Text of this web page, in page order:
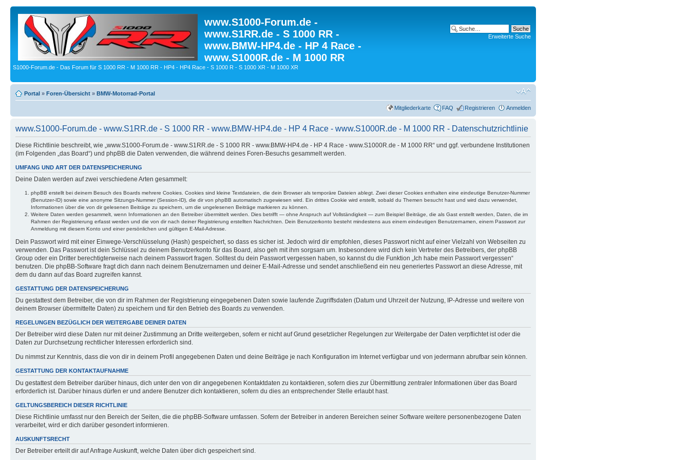
www.S1000-Forum.de -
www.S1RR.de - S 1000 RR -
www.BMW-HP4.de - HP 4 Race -
www.S1000R.de - M 1000 RR
S1000-Forum.de - Das Forum für S 1000 RR - M 1000 RR - HP4 - HP4 Race - S 1000 R - S 1000 XR - M 1000 XR
Erweiterte Suche
Portal » Foren-Übersicht » BMW-Motorrad-Portal
Mitgliederkarte FAQ Registrieren Anmelden
www.S1000-Forum.de - www.S1RR.de - S 1000 RR - www.BMW-HP4.de - HP 4 Race - www.S1000R.de - M 1000 RR - Datenschutzrichtlinie
Diese Richtlinie beschreibt, wie „www.S1000-Forum.de - www.S1RR.de - S 1000 RR - www.BMW-HP4.de - HP 4 Race - www.S1000R.de - M 1000 RR“ und ggf. verbundene Institutionen
(im Folgenden „das Board“) und phpBB die Daten verwenden, die während deines Foren-Besuchs gesammelt werden.
UMFANG UND ART DER DATENSPEICHERUNG
Deine Daten werden auf zwei verschiedene Arten gesammelt:
phpBB erstellt bei deinem Besuch des Boards mehrere Cookies. Cookies sind kleine Textdateien, die dein Browser als temporäre Dateien ablegt. Zwei dieser Cookies enthalten eine eindeutige Benutzer-Nummer
(Benutzer-ID) sowie eine anonyme Sitzungs-Nummer (Session-ID), die dir von phpBB automatisch zugewiesen wird. Ein drittes Cookie wird erstellt, sobald du Themen besucht hast und wird dazu verwendet,
Informationen über die von dir gelesenen Beiträge zu speichern, um die ungelesenen Beiträge markieren zu können.
Weitere Daten werden gesammelt, wenn Informationen an den Betreiber übermittelt werden. Dies betrifft — ohne Anspruch auf Vollständigkeit — zum Beispiel Beiträge, die als Gast erstellt werden, Daten, die im
Rahmen der Registrierung erfasst werden und die von dir nach deiner Registrierung erstellten Nachrichten. Dein Benutzerkonto besteht mindestens aus einem eindeutigen Benutzernamen, einem Passwort zur
Anmeldung mit diesem Konto und einer persönlichen und gültigen E-Mail-Adresse.
Dein Passwort wird mit einer Einwege-Verschlüsselung (Hash) gespeichert, so dass es sicher ist. Jedoch wird dir empfohlen, dieses Passwort nicht auf einer Vielzahl von Webseiten zu
verwenden. Das Passwort ist dein Schlüssel zu deinem Benutzerkonto für das Board, also geh mit ihm sorgsam um. Insbesondere wird dich kein Vertreter des Betreibers, der phpBB
Group oder ein Dritter berechtigterweise nach deinem Passwort fragen. Solltest du dein Passwort vergessen haben, so kannst du die Funktion „Ich habe mein Passwort vergessen“
benutzen. Die phpBB-Software fragt dich dann nach deinem Benutzernamen und deiner E-Mail-Adresse und sendet anschließend ein neu generiertes Passwort an diese Adresse, mit
dem du dann auf das Board zugreifen kannst.
GESTATTUNG DER DATENSPEICHERUNG
Du gestattest dem Betreiber, die von dir im Rahmen der Registrierung eingegebenen Daten sowie laufende Zugriffsdaten (Datum und Uhrzeit der Nutzung, IP-Adresse und weitere von
deinem Browser übermittelte Daten) zu speichern und für den Betrieb des Boards zu verwenden.
REGELUNGEN BEZÜGLICH DER WEITERGABE DEINER DATEN
Der Betreiber wird diese Daten nur mit deiner Zustimmung an Dritte weitergeben, sofern er nicht auf Grund gesetzlicher Regelungen zur Weitergabe der Daten verpflichtet ist oder die
Daten zur Durchsetzung rechtlicher Interessen erforderlich sind.
Du nimmst zur Kenntnis, dass die von dir in deinem Profil angegebenen Daten und deine Beiträge je nach Konfiguration im Internet verfügbar und von jedermann abrufbar sein können.
GESTATTUNG DER KONTAKTAUFNAHME
Du gestattest dem Betreiber darüber hinaus, dich unter den von dir angegebenen Kontaktdaten zu kontaktieren, sofern dies zur Übermittlung zentraler Informationen über das Board
erforderlich ist. Darüber hinaus dürfen er und andere Benutzer dich kontaktieren, sofern du dies an entsprechender Stelle erlaubt hast.
GELTUNGSBEREICH DIESER RICHTLINIE
Diese Richtlinie umfasst nur den Bereich der Seiten, die die phpBB-Software umfassen. Sofern der Betreiber in anderen Bereichen seiner Software weitere personenbezogene Daten
verarbeitet, wird er dich darüber gesondert informieren.
AUSKUNFTSRECHT
Der Betreiber erteilt dir auf Anfrage Auskunft, welche Daten über dich gespeichert sind.